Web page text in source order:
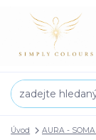
Úvod AURA - SOMA